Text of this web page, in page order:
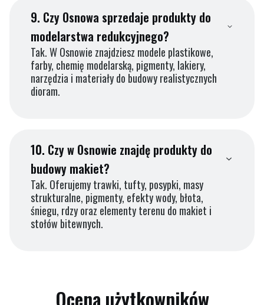
9. Czy Osnowa sprzedaje produkty do
modelarstwa redukcyjnego?
Tak. W Osnowie znajdziesz modele plastikowe,
farby, chemię modelarską, pigmenty, lakiery,
narzędzia i materiały do budowy realistycznych
dioram.
10. Czy w Osnowie znajdę produkty do
budowy makiet?
Tak. Oferujemy trawki, tufty, posypki, masy
strukturalne, pigmenty, efekty wody, błota,
śniegu, rdzy oraz elementy terenu do makiet i
stołów bitewnych.
Ocena użytkowników